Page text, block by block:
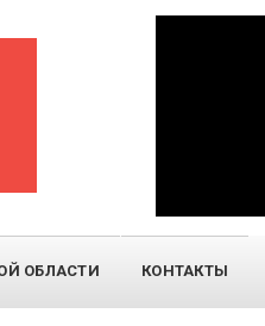
ОБЛАСТИ КОНТАКТЫ